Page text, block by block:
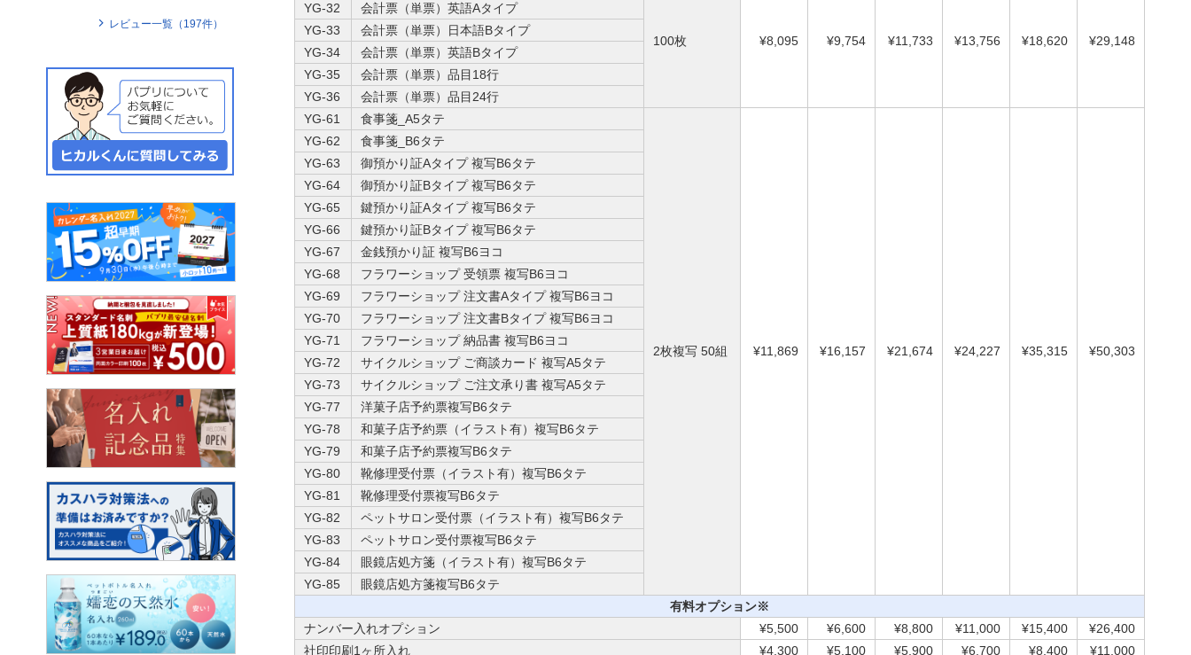
100枚 ¥8,095 ¥9,754 ¥11,733 ¥13,756 ¥18,620 ¥29,148
YG-32
会計票（単票）英語Aタイプ
YG-33
会計票（単票）日本語Bタイプ
YG-34
会計票（単票）英語Bタイプ
YG-35
会計票（単票）品目18行
YG-36
会計票（単票）品目24行
YG-61
食事箋_A5タテ
2枚複写 50組 ¥11,869 ¥16,157 ¥21,674 ¥24,227 ¥35,315 ¥50,303
YG-62
食事箋_B6タテ
YG-63
御預かり証Aタイプ 複写B6タテ
YG-64
御預かり証Bタイプ 複写B6タテ
YG-65
鍵預かり証Aタイプ 複写B6タテ
YG-66
鍵預かり証Bタイプ 複写B6タテ
YG-67
金銭預かり証 複写B6ヨコ
YG-68
フラワーショップ 受領票 複写B6ヨコ
YG-69
フラワーショップ 注文書Aタイプ 複写B6ヨコ
YG-70
フラワーショップ 注文書Bタイプ 複写B6ヨコ
YG-71
フラワーショップ 納品書 複写B6ヨコ
YG-72
サイクルショップ ご商談カード 複写A5タテ
YG-73
サイクルショップ ご注文承り書 複写A5タテ
YG-77
洋菓子店予約票複写B6タテ
YG-78
和菓子店予約票（イラスト有）複写B6タテ
YG-79
和菓子店予約票複写B6タテ
YG-80
靴修理受付票（イラスト有）複写B6タテ
YG-81
靴修理受付票複写B6タテ
YG-82
ペットサロン受付票（イラスト有）複写B6タテ
YG-83
ペットサロン受付票複写B6タテ
YG-84
眼鏡店処方箋（イラスト有）複写B6タテ
YG-85
眼鏡店処方箋複写B6タテ
有料オプション※
ナンバー入れオプション
¥5,500 ¥6,600 ¥8,800 ¥11,000 ¥15,400
¥26,400
社印印刷1ヶ所入れ
¥4,300 ¥5,100 ¥5,900 ¥6,700 ¥8,400 ¥11,000
レビュー一覧（ 197件）